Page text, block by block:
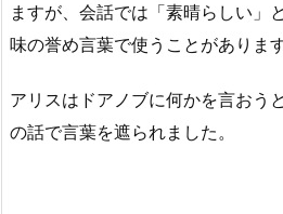
ますが、会話では「素晴らしい」
味の誉め言葉で使うことがあります
アリスはドアノブに何かを言おう
の話で言葉を遮られました。